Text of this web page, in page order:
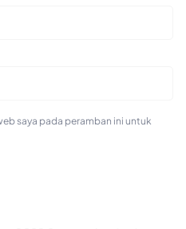
saya pada peramban ini untuk